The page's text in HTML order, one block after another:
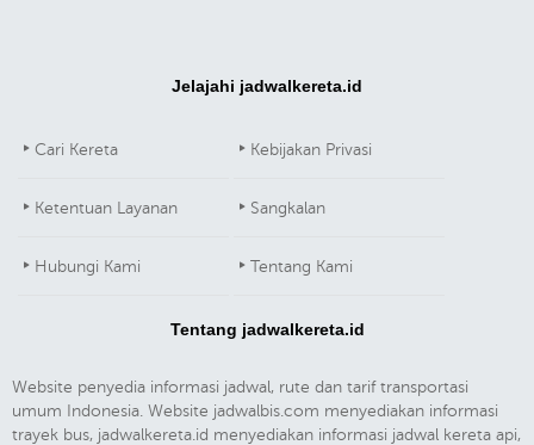
Jelajahi jadwalkereta.id
Cari Kereta Kebijakan Privasi
Ketentuan Layanan Sangkalan
Hubungi Kami Tentang Kami
Tentang jadwalkereta.id
Website penyedia informasi jadwal, rute dan tarif transportasi
umum Indonesia. Website jadwalbis.com menyediakan informasi
trayek bus, jadwalkereta.id menyediakan informasi jadwal kereta api,